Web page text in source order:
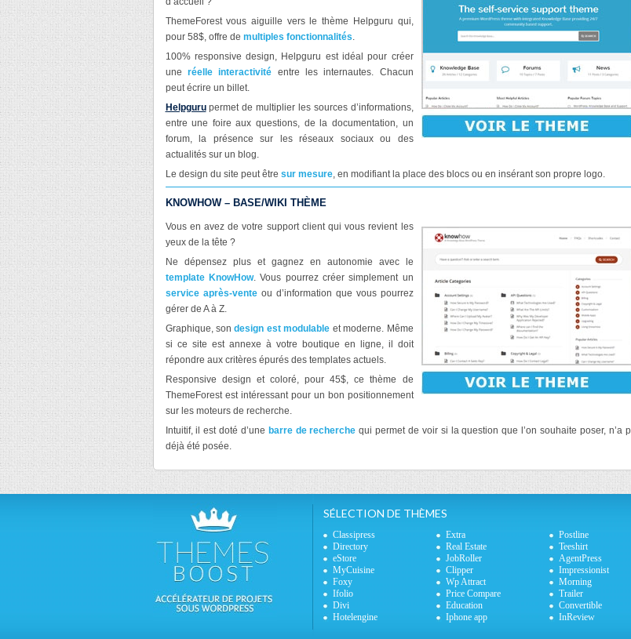
ThemeForest vous aiguille vers le thème Helpguru qui,
pour 58$, offre de multiples fonctionnalités.
100% responsive design, Helpguru est idéal pour créer
une réelle interactivité entre les internautes. Chacun
peut écrire un billet.
Helpgurupermet de multiplier les sources d’informations,
entre une foire aux questions, de la documentation, un
forum, la présence sur les réseaux sociaux ou des
actualités sur un blog.
Le design du site peut être sur mesure, en modifiant la place des blocs ou en insérant son propre logo.
KNOWHOW – BASE/WIKI THÈME
Vous en avez de votre support client qui vous revient les
yeux de la tête ?
Ne dépensez plus et gagnez en autonomie avec le
template KnowHow. Vous pourrez créer simplement un
service après-venteou d’information que vous pourrez
gérer de A à Z.
Graphique, sondesign est modulable et moderne. Même
si ce site est annexe à votre boutique en ligne, il doit
répondre aux critères épurés des templates actuels.
Responsive design et coloré, pour 45$, ce thème de
ThemeForest est intéressant pour un bon positionnement
sur les moteurs de recherche.
Intuitif, il est doté d’une barre de recherche qui permet de voir si la question que l’on souhaite poser, n’a
déjà été posée.
SÉLECTION DE THÈMES
Classipress Extra
Postline
Directory
Real Estate
Teeshirt
eStore
JobRoller
AgentPress
MyCuisine
Clipper
Impressionist
Foxy
Wp Attract
Morning
Ifolio
Price Compare
Trailer
Divi
Education
Convertible
Hotelengine
Iphone app InReview